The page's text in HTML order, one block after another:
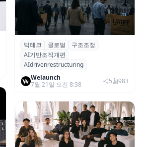
2026년 상반기 16,5만명 해고…
MS·삼성·메타 흔드는 'AI 구조조정'
빅테크 글로벌
구조조정
AI기반조직개편
AIdrivenrestructuring
Welaunch
7월 21일 오전 8:38
5 983